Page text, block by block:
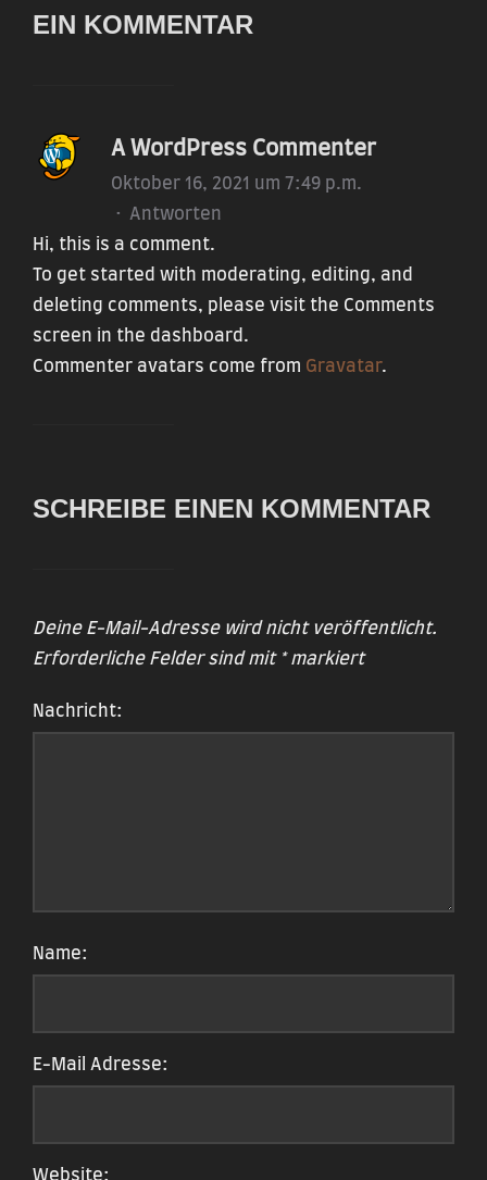
EIN KOMMENTAR
A WordPress Commenter
Oktober 16, 2021 um 7:49 p.m.
· Antworten
Hi, this is a comment.
To get started with moderating, editing, and
deleting comments, please visit the Comments
screen in the dashboard.
Commenter avatars come from Gravatar.
SCHREIBE EINEN KOMMENTAR
Deine E-Mail-Adresse wird nicht veröffentlicht.
Erforderliche Felder sind mit *markiert
Nachricht:
Name:
E-Mail Adresse:
Website: